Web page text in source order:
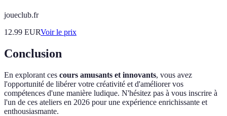
joueclub.fr
12.99 EURVoir le prix
Conclusion
En explorant ces cours amusants et innovants, vous avez
l'opportunité de libérer votre créativité et d'améliorer vos
compétences d'une manière ludique. N'hésitez pas à vous inscrire à
l'un de ces ateliers en 2026 pour une expérience enrichissante et
enthousiasmante.